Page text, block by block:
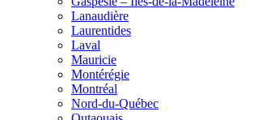
Lanaudière
Laurentides
Laval
Mauricie
Montérégie
Montréal
Nord-du-Québec